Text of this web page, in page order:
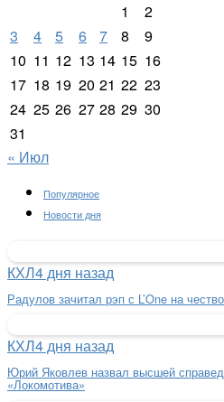
1
2
3
4 5 6 7 8
9
10 11 12 13 14 15 16
17 18 19 20 21 22 23
24 25 26 27 28 29 30
31
« Июл
Популярное
Новости дня
КХЛ4 дня назад
Радулов зачитал рэп с L’One на
КХЛ4 дня назад
Юрий Яковлев назвал высшей
«Локомотива»